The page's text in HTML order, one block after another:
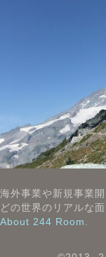
海外事業や新規事業
どの世界のリアルな
About 244 Room